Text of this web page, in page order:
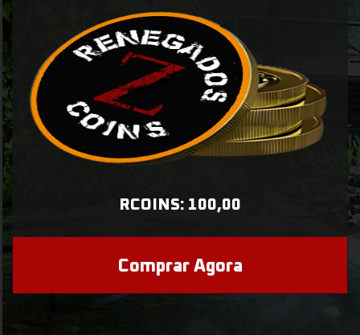
RCOINS: 100,00
Comprar Agora